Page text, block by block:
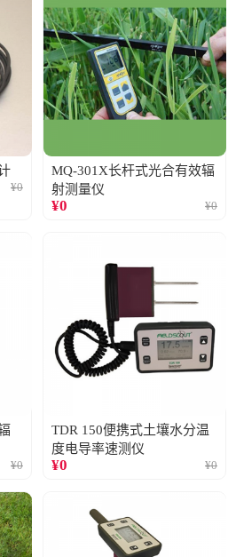
¥0
MQ-301X长杆式光合有效辐
射测量仪
¥0 ¥0
¥0
TDR 150便携式土壤水分温
度电导率速测仪
¥0 ¥0